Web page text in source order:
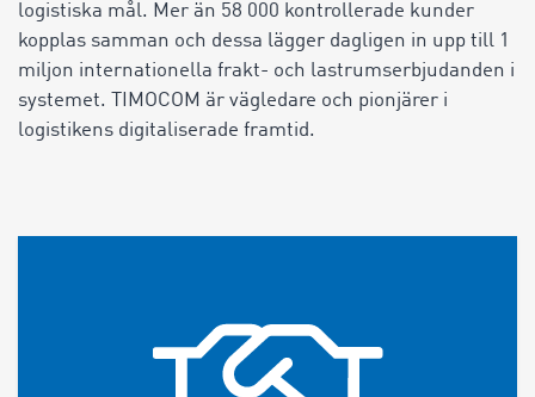
logistiska mål. Mer än 58 000 kontrollerade kunder
kopplas samman och dessa lägger dagligen in upp till 1
miljon internationella frakt- och lastrumserbjudanden i
systemet. TIMOCOM är vägledare och pionjärer i
logistikens digitaliserade framtid.